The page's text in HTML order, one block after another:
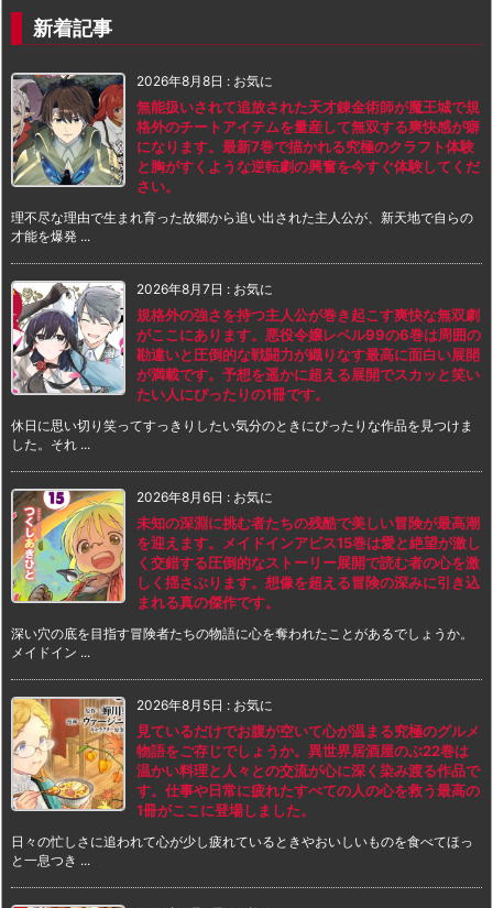
新着記事
2026年8月8日 : お気に
無能扱いされて追放された天才錬金術師が魔王城で規
格外のチートアイテムを量産して無双する爽快感が癖
になります。最新7巻で描かれる究極のクラフト体験
と胸がすくような逆転劇の興奮を今すぐ体験してくだ
さい。
理不尽な理由で生まれ育った故郷から追い出された主人公が、新天地で自らの
才能を爆発 ...
2026年8月7日 : お気に
規格外の強さを持つ主人公が巻き起こす爽快な無双劇
がここにあります。悪役令嬢レベル99の6巻は周囲の
勘違いと圧倒的な戦闘力が織りなす最高に面白い展開
が満載です。予想を遥かに超える展開でスカッと笑い
たい人にぴったりの1冊です。
休日に思い切り笑ってすっきりしたい気分のときにぴったりな作品を見つけま
した。それ ...
2026年8月6日 : お気に
未知の深淵に挑む者たちの残酷で美しい冒険が最高潮
を迎えます。メイドインアビス15巻は愛と絶望が激し
く交錯する圧倒的なストーリー展開で読む者の心を激
しく揺さぶります。想像を超える冒険の深みに引き込
まれる真の傑作です。
深い穴の底を目指す冒険者たちの物語に心を奪われたことがあるでしょうか。
メイドイン ...
2026年8月5日 : お気に
見ているだけでお腹が空いて心が温まる究極のグルメ
物語をご存じでしょうか。異世界居酒屋のぶ22巻は
温かい料理と人々との交流が心に深く染み渡る作品で
す。仕事や日常に疲れたすべての人の心を救う最高の
1冊がここに登場しました。
日々の忙しさに追われて心が少し疲れているときやおいしいものを食べてほっ
と一息つき ...